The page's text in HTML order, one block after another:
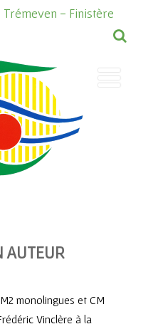
Trémeven - Finistère
AUTEUR
monolingues et CM
Vinclère à la